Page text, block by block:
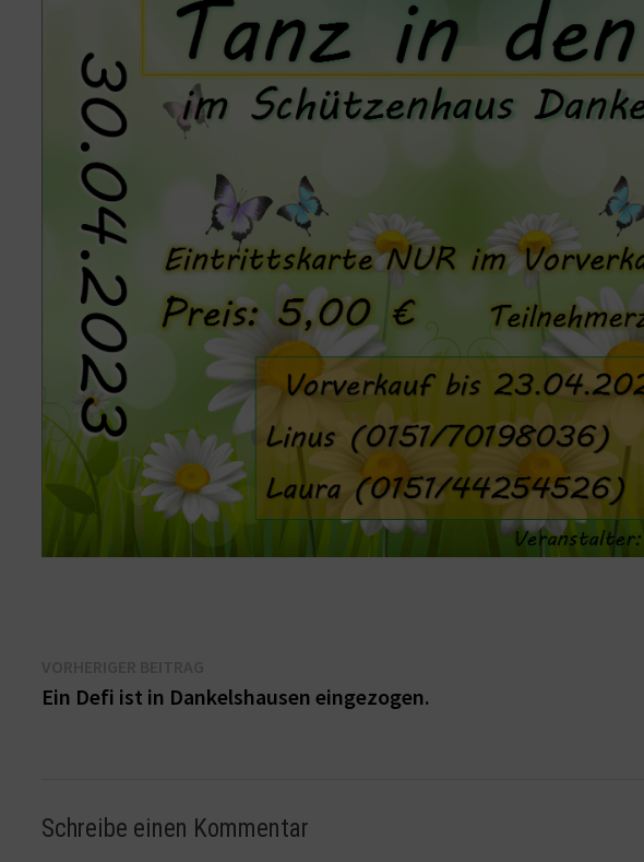
Beitrag:
Ein Defi ist in Dankelshausen eingezogen.
Schreibe einen Kommentar